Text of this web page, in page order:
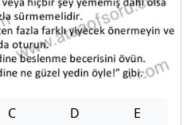
C D E